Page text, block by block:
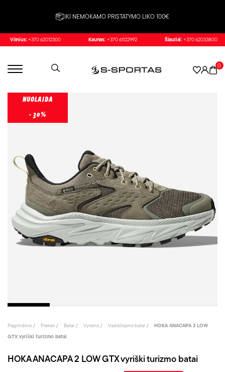
IKI NEMOKAMO PRISTATYMO LIKO 100€
Vilnius: +370 62012300 Kaunas: +370 61122992 Šiauliai: +370 62033800
0
NUOLAIDA
- 30%
Pagrindinis Prekės Batai Vyrams Vaikščiojimo batai
HOKA ANACAPA 2 LOW
GTX vyriški turizmo batai
HOKA ANACAPA 2 LOW GTX vyriški turizmo batai